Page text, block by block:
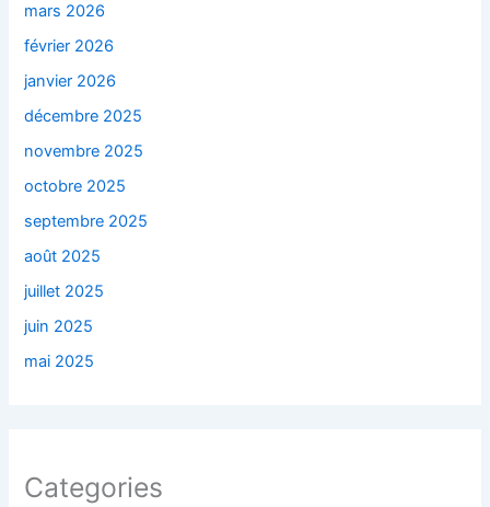
mars 2026
février 2026
janvier 2026
décembre 2025
novembre 2025
octobre 2025
septembre 2025
août 2025
juillet 2025
juin 2025
mai 2025
Categories